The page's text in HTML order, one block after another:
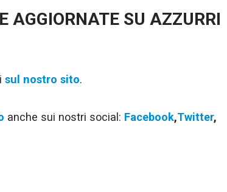
AGGIORNATE SU AZZURRI
sul nostro sito.
anche sui nostri social: Facebook,Twitter,